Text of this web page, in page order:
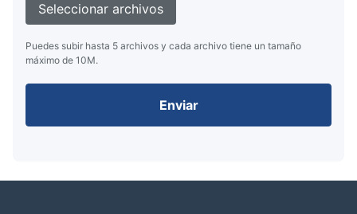
Seleccionar archivos
Puedes subir hasta 5 archivos y cada archivo tiene un tamaño
máximo de 10M.
Enviar